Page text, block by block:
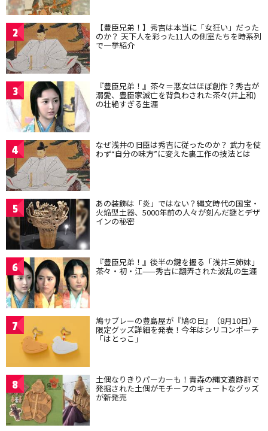
2 【豊臣兄弟！】秀吉は本当に「女狂い」だった
のか？ 天下人を彩った11人の側室たちを時系列
で一挙紹介
3 『豊臣兄弟！』茶々＝悪女はほぼ創作？秀吉が
溺愛、豊臣家滅亡を背負わされた茶々(井上和)
の壮絶すぎる生涯
4 なぜ浅井の旧臣は秀吉に従ったのか？ 武力を使
わず“自分の味方”に変えた裏工作の技法とは
5 あの装飾は「炎」ではない？縄文時代の国宝・
火焔型土器、5000年前の人々が刻んだ謎とデザ
インの秘密
6 『豊臣兄弟！』後半の鍵を握る「浅井三姉妹」
茶々・初・江——秀吉に翻弄された波乱の生涯
7 鳩サブレーの豊島屋が『鳩の日』（8月10日）
限定グッズ詳細を発表！今年はシリコンポーチ
「はとっこ」
8 土偶なりきりパーカーも！青森の縄文遺跡群で
発掘された土偶がモチーフのキュートなグッズ
が新発売